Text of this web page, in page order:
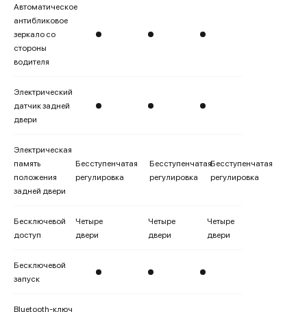
Автоматическое
антибликовое
зеркало со
стороны
водителя
Электрический
датчик задней
двери
Электрическая
память
положения
задней двери
Бесступенчатая
регулировка
Бесступенчатая
регулировка
Бесступенчатая
регулировка
Бесключевой
доступ
Четыре
двери
Четыре
двери
Четыре
двери
Бесключевой
запуск
Bluetooth-ключ